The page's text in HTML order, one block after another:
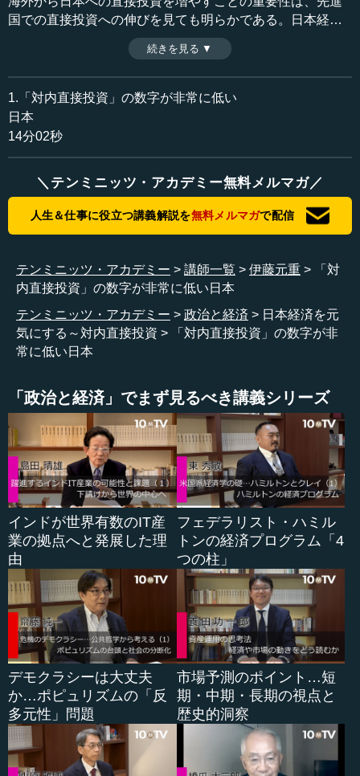
国での直接投資への伸びを見ても明らかである。日本経済
活性化への鍵をなる「対内直接投資」について伊藤元重氏
収録日：2014年4月25日
追加日：2014年5月1日
カテゴリー：
金融・経済
●「対内直接投資」の数字が非常に低い日本
今の安倍内閣の中でかなり集中的に議論されているテーマ
への直接投資をもっと増やすことは非常に大事であるとい
うことが議論の中で言われているのです。
が実際に生産するとか、あるいは販売ネットワークを構築
するとか、研究開発の活動をするなど、そういった企業の
活動を前提とした国際投資です。単に株式や債券を買って
れと区別して議論されています。
今、日本が求められているのは直接投資で、ご存じのとお
り、日本に入ってきている直接投資の金額は非常に少ない
のです。いろいろな統計があるようですが、過去から今ま
で行われてきた投資を、減価償却などいろいろな調整をし
た上で、現時点における海外から日本への直接投資の累積
金額は、ＧＤＰの経済規模でいうと、おそらく３パーセン
ト台だろうということです。これは主要な海外の国から見
ると圧倒的に少なく、欧州は域内からの数字を入れるかど
うかによって違うのですが、おそらく１０パーセントから
３０パーセントくらいという非常に高い数字になっていま
す。つまり、「対内直接投資」の数字は日本だけが非常に
低いのです。これは日本経済にとって、やはり好ましくな
いことだろうと思います。
●直接投資の相互性～先進国はその傾向が強い～
直接投資については、経済学の世界ではいろなところで議
論されることが多いのですが、貿易と同じような側面を持
っています。つまり、出ていくものと入ってくるものがそ
続きを見る ▼
1.「対内直接投資」の数字が非常に低い
日本
14分02秒
＼テンミニッツ・アカデミー無料メルマガ／
人生＆仕事に役立つ講義解説を無料メルマガで配信
テンミニッツ・アカデミー 講師一覧 伊藤元重
「対
内直接投資」の数字が非常に低い日本
テンミニッツ・アカデミー
政治と経済
日本経済を元
気にする～対内直接投資
「対内直接投資」の数字が非
常に低い日本
「政治と経済」でまず見るべき講義シリーズ
インドが世界有数のIT産
業の拠点へと発展した理
由
フェデラリスト・ハミル
トンの経済プログラム「4
つの柱」
デモクラシーは大丈夫
か…ポピュリズムの「反
多元性」問題
市場予測のポイント…短
期・中期・長期の視点と
歴史的洞察